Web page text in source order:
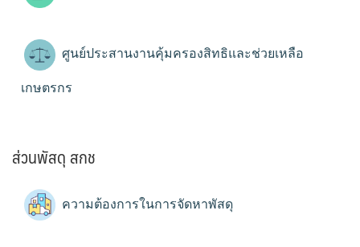
ศูนย์ประสานงานคุ้มครองสิทธิและช่วยเหลือ
เกษตรกร
ส่วนพัสดุ สกช
ความต้องการในการจัดหาพัสดุ